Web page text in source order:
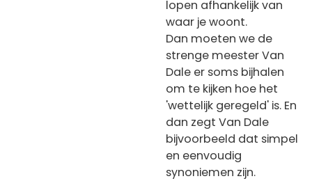
lopen afhankelijk van
waar je woont.
Dan moeten we de
strenge meester Van
Dale er soms bijhalen
om te kijken hoe het
'wettelijk geregeld' is. En
dan zegt Van Dale
bijvoorbeeld dat simpel
en eenvoudig
synoniemen zijn.